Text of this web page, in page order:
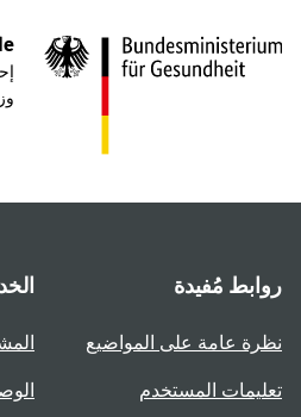
إحدى
وزارة
مُفيدة
عامة على المواضيع
المستخدم
الخدمة
الوصول